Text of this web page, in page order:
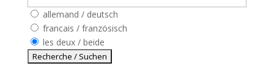
allemand / deutsch
francais / französisch
les deux / beide